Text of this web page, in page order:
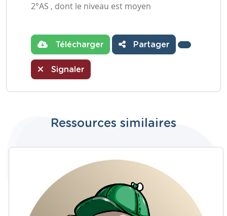
2°AS , dont le niveau est moyen
Télécharger Partager
Signaler
Ressources similaires